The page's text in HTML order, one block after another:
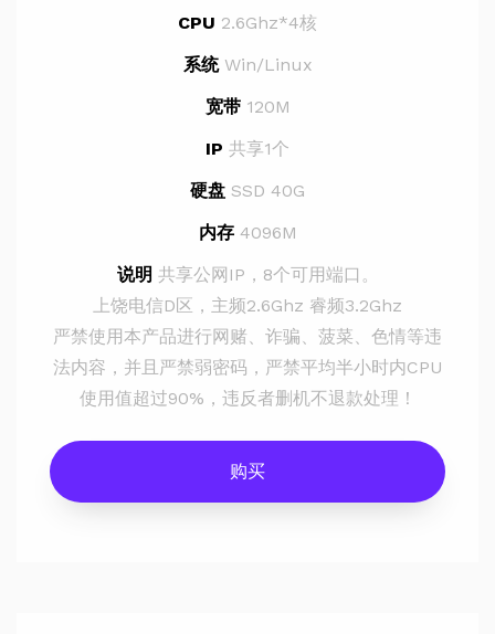
CPU 2.6Ghz*4核
系统Win/Linux
宽带120M
IP 共享1个
硬盘 SSD 40G
内存4096M
说明 共享公网IP，8个可用端口。
上饶电信D区，主频2.6Ghz 睿频3.2Ghz
严禁使用本产品进行网赌、诈骗、菠菜、色情等违
法内容，并且严禁弱密码，严禁平均半小时内CPU
使用值超过90%，违反者删机不退款处理！
购买